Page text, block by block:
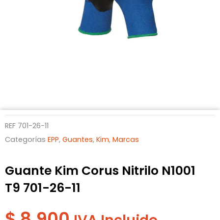
REF 701-26-11
Categorías EPP, Guantes, Kim, Marcas
Guante Kim Corus Nitrilo N1001
T9 701-26-11